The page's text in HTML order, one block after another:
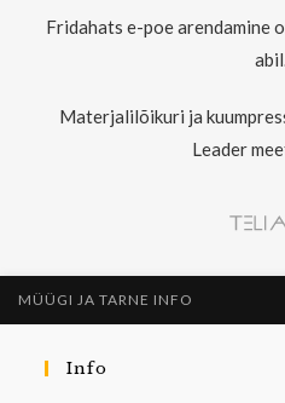
Fridahats e-poe arendamine
Materjalilõikuri ja
Leader
MÜÜGI JA TARNE INFO
Info